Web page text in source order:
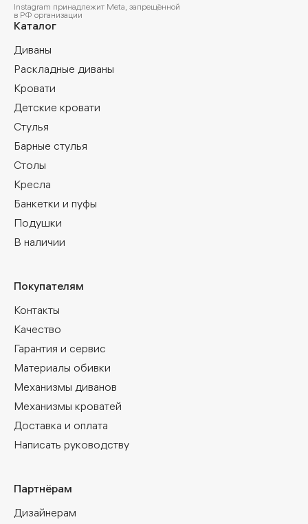
Instagram принадлежит Meta, запрещённой
в РФ организации
Каталог
Диваны
Раскладные диваны
Кровати
Детские кровати
Стулья
Барные стулья
Столы
Кресла
Банкетки и пуфы
Подушки
В наличии
Покупателям
Контакты
Качество
Гарантия и сервис
Материалы обивки
Механизмы диванов
Механизмы кроватей
Доставка и оплата
Написать руководству
Партнёрам
Дизайнерам